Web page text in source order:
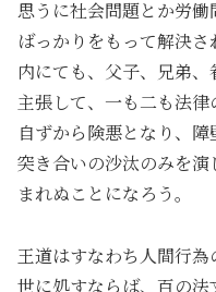
思うに社会問題とか労
ばっかりをもって解決
内にても、父子、兄弟
主張して、一も二も法
自ずから険悪となり、
突き合いの沙汰のみを
まれぬことになろう。
王道はすなわち人間行
世に処すならば、百の